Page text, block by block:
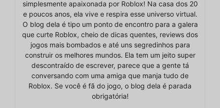
simplesmente apaixonada por Roblox! Na casa dos 20
e poucos anos, ela vive e respira esse universo virtual.
O blog dela é tipo um ponto de encontro para a galera
que curte Roblox, cheio de dicas quentes, reviews dos
jogos mais bombados e até uns segredinhos para
construir os melhores mundos. Ela tem um jeito super
descontraído de escrever, parece que a gente tá
conversando com uma amiga que manja tudo de
Roblox. Se você é fã do jogo, o blog dela é parada
obrigatória!